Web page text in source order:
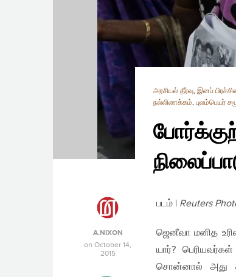
அரசியல் தீர்வு, இனப்
நல்லிணக்கம், புலம்பெயர்
A.NIXON
on October 14,
2015
படம் | Reuters
ஜெனீவா மனித
யார்?
சொன்னால் அது